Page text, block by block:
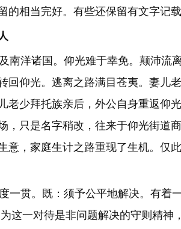
相当完好。有些还保留有文字记载
洋诸国。仰光难于幸免。颠沛流
回仰光。逃离之路满目苍夷。妻儿
老少拜托族亲后，外公自身重返仰
，只是名字稍改，往来于仰光街道
意，家庭生计之路重现了生机。仅
贯。既：须予公平地解决。有着
这一对待是非问题解决的守则精神